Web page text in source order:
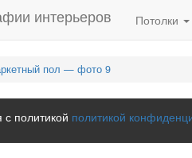
Потолки
пол — фото 9
политикой политикой